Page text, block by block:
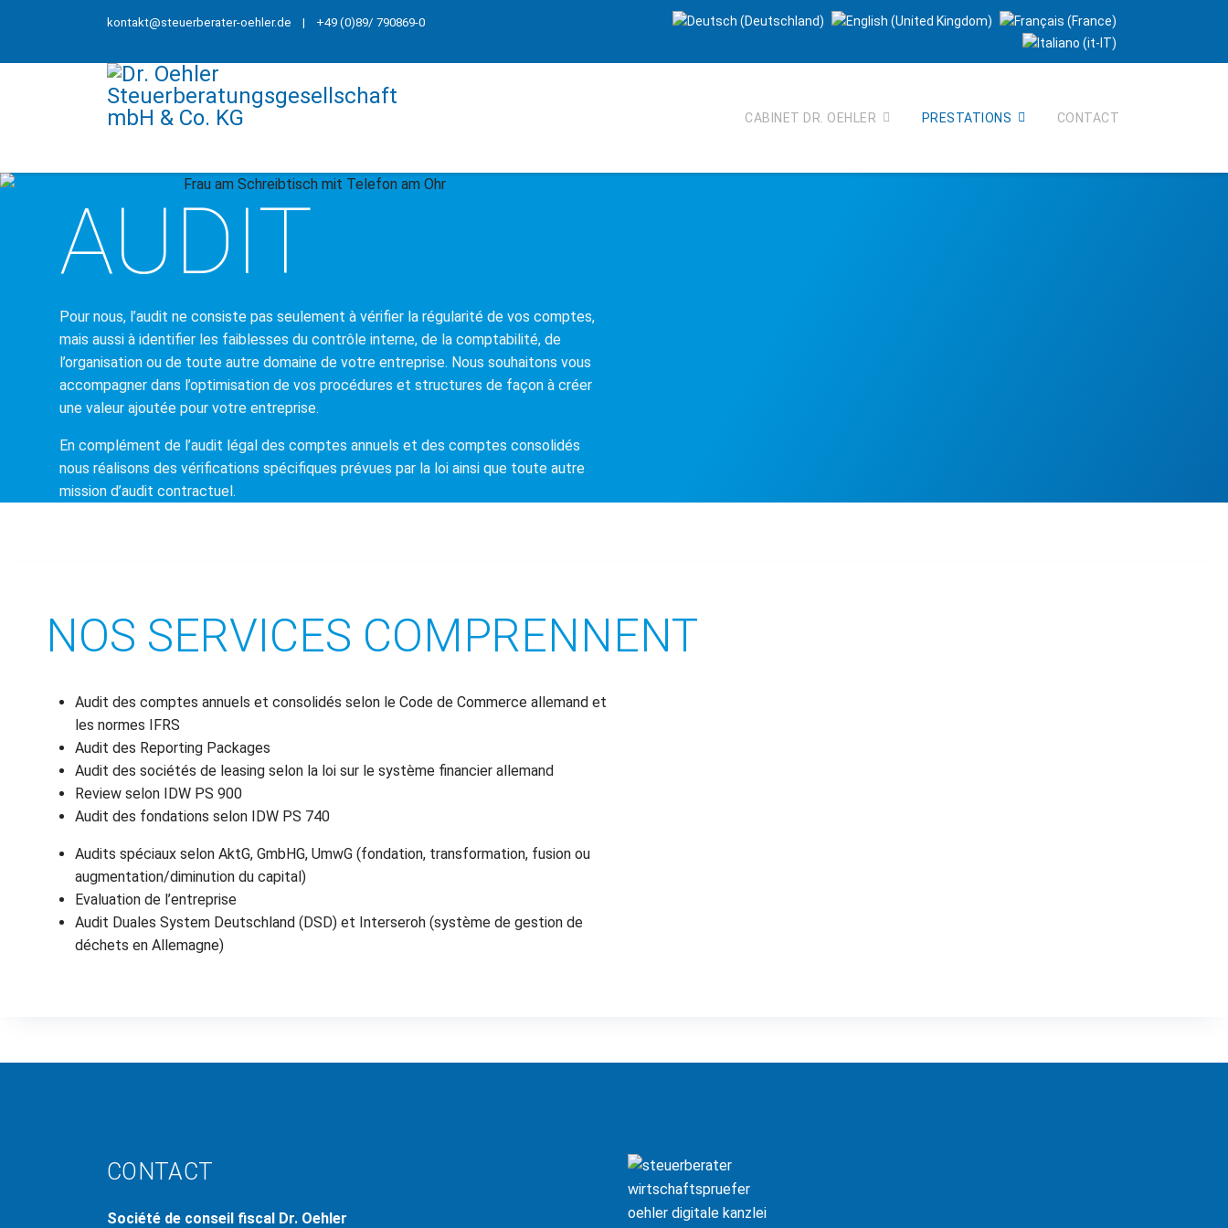
kontakt@steuerberater-oehler.de | +49 (0)89/ 790869-0
CABINET DR. OEHLER PRESTATIONS CONTACT
AUDIT
Pour nous, l’audit ne consiste pas seulement à vérifier la régularité de vos comptes,
mais aussi à identifier les faiblesses du contrôle interne, de la comptabilité, de
l’organisation ou de toute autre domaine de votre entreprise. Nous souhaitons vous
accompagner dans l’optimisation de vos procédures et structures de façon à créer
une valeur ajoutée pour votre entreprise.
En complément de l’audit légal des comptes annuels et des comptes consolidés
nous réalisons des vérifications spécifiques prévues par la loi ainsi que toute autre
mission d’audit contractuel.
NOS SERVICES COMPRENNENT
Audit des comptes annuels et consolidés selon le Code de Commerce allemand et
les normes IFRS
Audit des Reporting Packages
Audit des sociétés de leasing selon la loi sur le système financier allemand
Review selon IDW PS 900
Audit des fondations selon IDW PS 740
Audits spéciaux selon AktG, GmbHG, UmwG (fondation, transformation, fusion ou
augmentation/diminution du capital)
Evaluation de l’entreprise
Audit Duales System Deutschland (DSD) et Interseroh (système de gestion de
déchets en Allemagne)
CONTACT
Société de conseil fiscal Dr. Oehler